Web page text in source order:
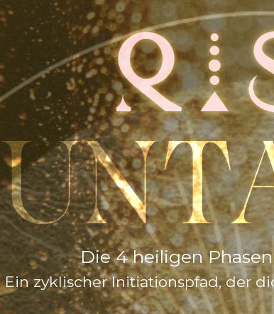
Die 4 heiligen
Ein zyklischer Initiationspfad, der